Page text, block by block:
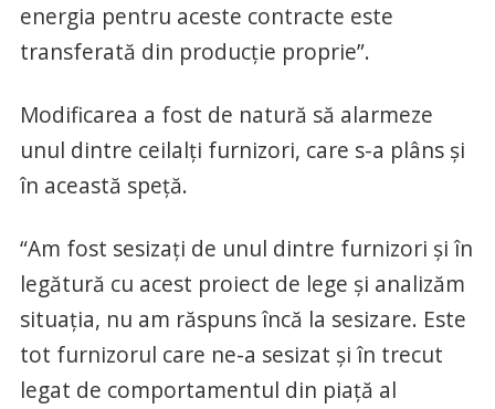
energia pentru aceste contracte este
transferată din producție proprie”.
Modificarea a fost de natură să alarmeze
unul dintre ceilalți furnizori, care s-a plâns și
în această speță.
“Am fost sesizați de unul dintre furnizori și în
legătură cu acest proiect de lege și analizăm
situația, nu am răspuns încă la sesizare. Este
tot furnizorul care ne-a sesizat și în trecut
legat de comportamentul din piață al